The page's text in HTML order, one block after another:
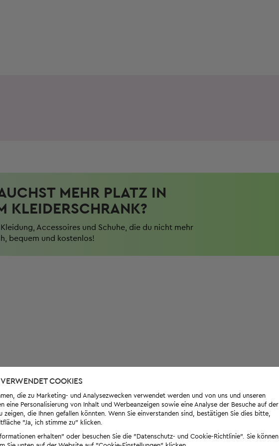
MEHR PLATZ IN
KLEIDERSCHRANK?
Accessoires und Schuhe, die du nicht mehr
bequem und kostenlos!
VERWENDET COOKIES
die zu Marketing- und Analysezwecken verwendet werden und von uns und unseren
Personalisierung von Inhalt und Werbeanzeigen sowie eine Analyse der Besuche auf der
die Ihnen gefallen könnten. Wenn Sie einverstanden sind, bestätigen Sie dies bitte,
"Ja, ich stimme zu" klicken.
erhalten" oder besuchen Sie die "Datenschutz- und Cookie-Richtlinie". Sie können